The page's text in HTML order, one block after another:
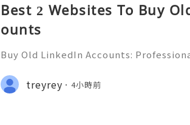
Best 2 Websites To Buy
ounts
Buy Old LinkedIn Accounts:
ide 2026) 💫💎💲💫🌐✨💎Fast &
rt 💫💎💲💫🌐✨💎WhatsApp :+1 (506) 541-
treyrey 4小時前